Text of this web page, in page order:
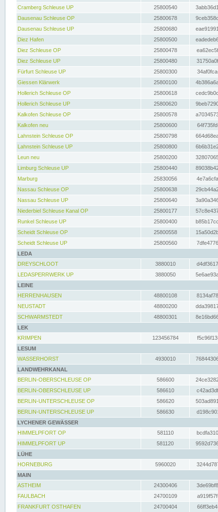
Cramberg Schleuse UP
25800540
Dausenau Schleuse OP
25800678
Dausenau Schleuse UP
25800680
Diez Hafen
25800500
Diez Schleuse OP
25800478
Diez Schleuse UP
25800480
Fürfurt Schleuse UP
25800300
Giessen Klärwerk
25800100
Hollerich Schleuse OP
25800618
Hollerich Schleuse UP
25800620
Kalkofen Schleuse OP
25800578
Kalkofen neu
25800600
Lahnstein Schleuse OP
25800798
Lahnstein Schleuse UP
25800800
Leun neu
25800200
Limburg Schleuse UP
25800440
Marburg
25830056
Nassau Schleuse OP
25800638
Nassau Schleuse UP
25800640
Niederbiel Schleuse Kanal OP
25800177
Runkel Schleuse UP
25800400
Scheidt Schleuse OP
25800558
Scheidt Schleuse UP
25800560
LEDA
DREYSCHLOOT
3880010
LEDASPERRWERK UP
3880050
LEINE
HERRENHAUSEN
48800108
NEUSTADT
48800200
SCHWARMSTEDT
48800301
LEK
KRIMPEN
123456784
LESUM
WASSERHORST
4930010
LANDWEHRKANAL
BERLIN-OBERSCHLEUSE OP
586600
BERLIN-OBERSCHLEUSE UP
586610
BERLIN-UNTERSCHLEUSE OP
586620
BERLIN-UNTERSCHLEUSE UP
586630
LYCHENER GEWÄSSER
HIMMELPFORT OP
581110
HIMMELPFORT UP
581120
LÜHE
HORNEBURG
5960020
MAIN
ASTHEIM
24300406
FAULBACH
24700109
FRANKFURT OSTHAFEN
24700404